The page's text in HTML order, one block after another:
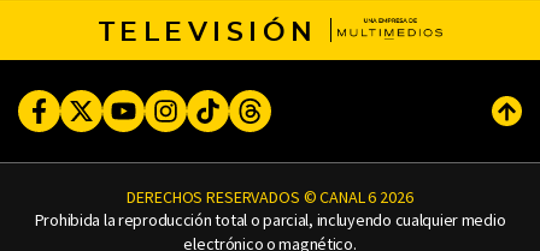
TELEVISIÓN
FacebookTwitterYoutubeInstagram
TikTokThreads
DERECHOS RESERVADOS © CANAL 6 2026
Prohibida la reproducción total o parcial, incluyendo cualquier medio
electrónico o magnético.